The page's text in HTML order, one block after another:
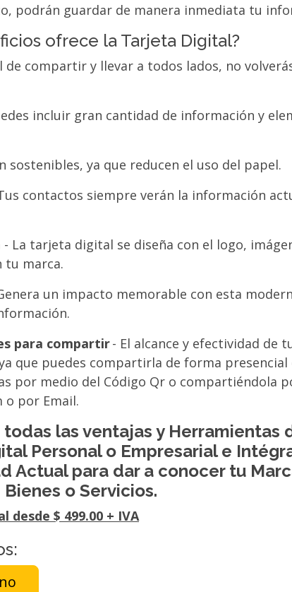
podrán guardar de manera inmediata tu
ofrece la Tarjeta Digital?
de compartir y llevar a todos lados, no
incluir gran cantidad de información y
sostenibles, ya que reducen el uso del papel.
contactos siempre verán la información
- La tarjeta digital se diseña con el logo,
tu marca.
un impacto memorable con esta
para compartir- El alcance y efectividad de
que puedes compartirla de forma presencial
por medio del Código Qr o compartiéndola
o por Email.
las ventajas y Herramientas
Personal o Empresarial e
Actual para dar a conocer tu
o Servicios.
desde $ 499.00 + IVA